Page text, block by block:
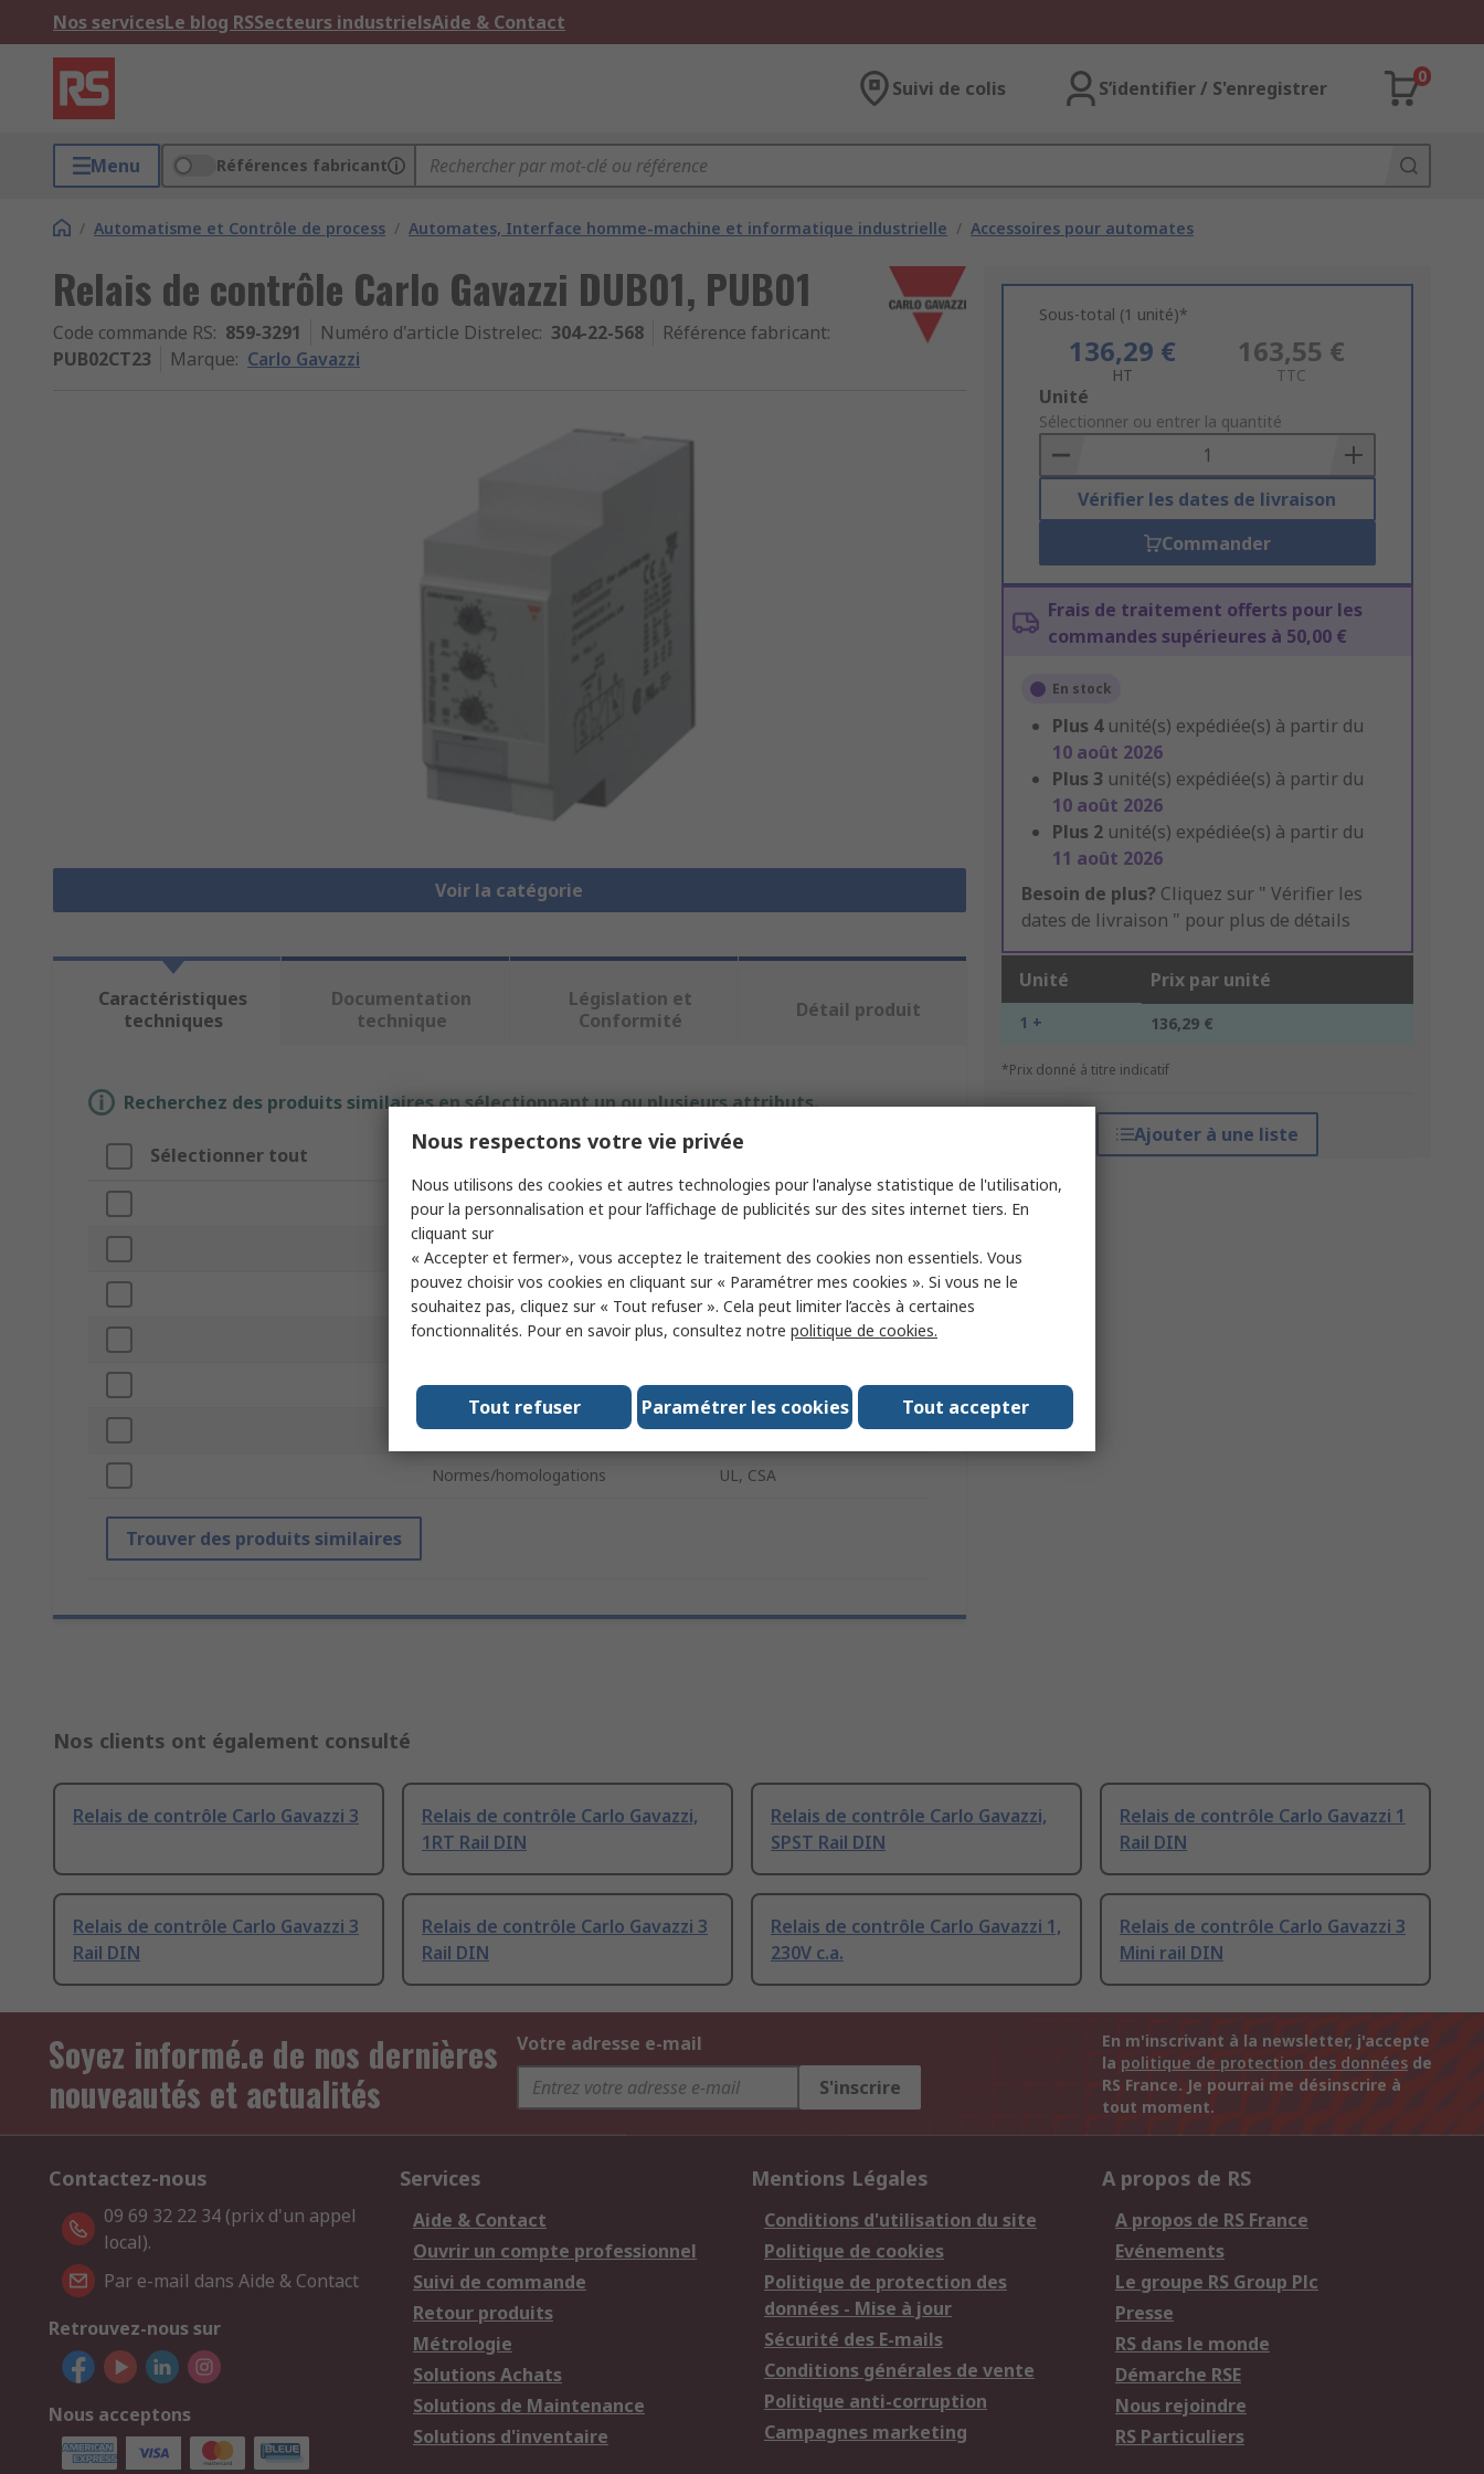
Nos servicesLe blog RSSecteurs industrielsAide & Contact
Suivi de colis S’identifier / S'enregistrer
0
Menu Références fabricant
/ Automatisme et Contrôle de process / Automates, Interface homme-machine et informatique industrielle / Accessoires pour automates
Relais de contrôle Carlo Gavazzi DUB01, PUB01
Code commande RS: 859-3291 Numéro d'article Distrelec: 304-22-568 Référence fabricant:
PUB02CT23
Marque: Carlo Gavazzi
Voir la catégorie
Sous-total (1 unité)*
136,29 €
HT
163,55 €
TTC
Add
to
Basket
Unité
Sélectionner ou entrer la quantité
Vérifier les dates de livraison
Commander
Frais de traitement offerts pour les
commandes supérieures à 50,00 €
En stock
Plus 4 unité(s) expédiée(s) à partir du
10 août 2026
Plus 3 unité(s) expédiée(s) à partir du
10 août 2026
Plus 2 unité(s) expédiée(s) à partir du
11 août 2026
Besoin de plus? Cliquez sur " Vérifier les
dates de livraison " pour plus de détails
Unité Prix par unité
1 + 136,29 €
*Prix donné à titre indicatif
Ajouter à une liste
Caractéristiques
techniques
Documentation
technique
Législation et
Conformité
Détail produit
Recherchez des produits similaires en sélectionnant un ou plusieurs attributs.
Sélectionner tout Attribut Valeur
Marque Carlo Gavazzi
Type d'accessoire Relais de contrôle
Type de produit Relais
Série DUB01, PUB01
Indice IP IP20
Certification ATEX Non
Normes/homologations UL, CSA
Trouver des produits similaires
Nos clients ont également consulté
Relais de contrôle Carlo Gavazzi 3
Relais de contrôle Carlo Gavazzi,
1RT Rail DIN
Relais de contrôle Carlo Gavazzi,
SPST Rail DIN
Relais de contrôle Carlo Gavazzi 1
Rail DIN
Relais de contrôle Carlo Gavazzi 3
Rail DIN
Relais de contrôle Carlo Gavazzi 3
Rail DIN
Relais de contrôle Carlo Gavazzi 1,
230V c.a.
Relais de contrôle Carlo Gavazzi 3
Mini rail DIN
Soyez informé.e de nos dernières
nouveautés et actualités
Votre adresse e-mail
S'inscrire
En m'inscrivant à la newsletter, j'accepte
la politique de protection des données de
RS France. Je pourrai me désinscrire à
tout moment.
Contactez-nous
09 69 32 22 34 (prix d'un appel
local).
Par e-mail dans Aide & Contact
Retrouvez-nous sur
Nous acceptons
Services
Aide & Contact
Ouvrir un compte professionnel
Suivi de commande
Retour produits
Métrologie
Solutions Achats
Solutions de Maintenance
Solutions d'inventaire
Mentions Légales
Conditions d'utilisation du site
Politique de cookies
Politique de protection des
données - Mise à jour
Sécurité des E-mails
Conditions générales de vente
Politique anti-corruption
Campagnes marketing
A propos de RS
A propos de RS France
Evénements
Le groupe RS Group Plc
Presse
RS dans le monde
Démarche RSE
Nous rejoindre
RS Particuliers
Nous respectons votre vie privée
Nous utilisons des cookies et autres technologies pour l'analyse statistique de l'utilisation,
pour la personnalisation et pour l’affichage de publicités sur des sites internet tiers. En
cliquant sur
« Accepter et fermer», vous acceptez le traitement des cookies non essentiels. Vous
pouvez choisir vos cookies en cliquant sur « Paramétrer mes cookies ». Si vous ne le
souhaitez pas, cliquez sur « Tout refuser ». Cela peut limiter l’accès à certaines
fonctionnalités. Pour en savoir plus, consultez notre politique de cookies.
Tout accepter
Paramétrer les cookies
Tout refuser